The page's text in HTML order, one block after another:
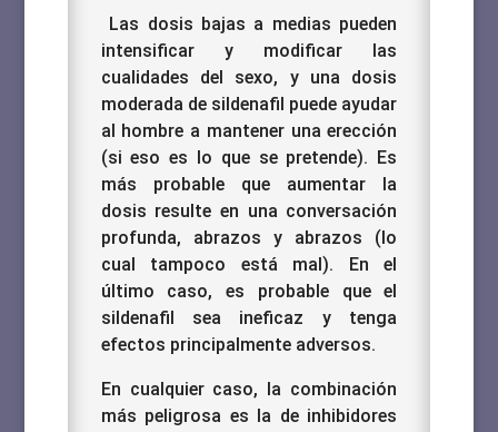
Las dosis bajas a medias pueden
intensificar y modificar las
cualidades del sexo, y una dosis
moderada de sildenafil puede ayudar
al hombre a mantener una erección
(si eso es lo que se pretende).
Es
más probable que aumentar la
dosis resulte en una conversación
profunda, abrazos y abrazos (lo
cual tampoco está mal).
En el
último caso, es probable que el
sildenafil sea ineficaz y tenga
efectos principalmente adversos.
En cualquier caso, la combinación
más peligrosa es la de inhibidores